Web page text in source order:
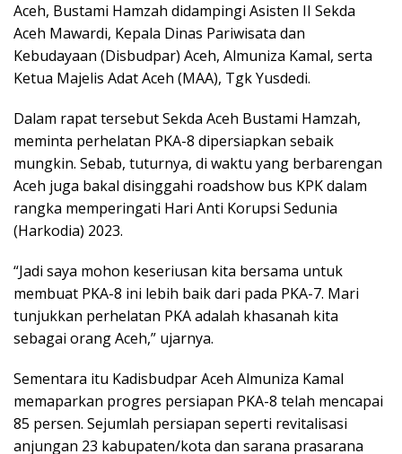
Aceh, Bustami Hamzah didampingi Asisten II Sekda
Aceh Mawardi, Kepala Dinas Pariwisata dan
Kebudayaan (Disbudpar) Aceh, Almuniza Kamal, serta
Ketua Majelis Adat Aceh (MAA), Tgk Yusdedi.
Dalam rapat tersebut Sekda Aceh Bustami Hamzah,
meminta perhelatan PKA-8 dipersiapkan sebaik
mungkin. Sebab, tuturnya, di waktu yang berbarengan
Aceh juga bakal disinggahi roadshow bus KPK dalam
rangka memperingati Hari Anti Korupsi Sedunia
(Harkodia) 2023.
“Jadi saya mohon keseriusan kita bersama untuk
membuat PKA-8 ini lebih baik dari pada PKA-7. Mari
tunjukkan perhelatan PKA adalah khasanah kita
sebagai orang Aceh,” ujarnya.
Sementara itu Kadisbudpar Aceh Almuniza Kamal
memaparkan progres persiapan PKA-8 telah mencapai
85 persen. Sejumlah persiapan seperti revitalisasi
anjungan 23 kabupaten/kota dan sarana prasarana